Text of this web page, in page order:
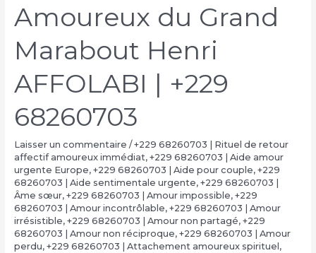
Amoureux du Grand
Marabout Henri
AFFOLABI | +229
68260703
Laisser un commentaire /+229 68260703 | Rituel de retour
affectif amoureux immédiat, +229 68260703 | Aide amour
urgente Europe, +229 68260703 | Aide pour couple, +229
68260703 | Aide sentimentale urgente, +229 68260703 |
Âme sœur, +229 68260703 | Amour impossible, +229
68260703 | Amour incontrôlable, +229 68260703 | Amour
irrésistible, +229 68260703 | Amour non partagé, +229
68260703 | Amour non réciproque, +229 68260703 | Amour
perdu, +229 68260703 | Attachement amoureux spirituel ,